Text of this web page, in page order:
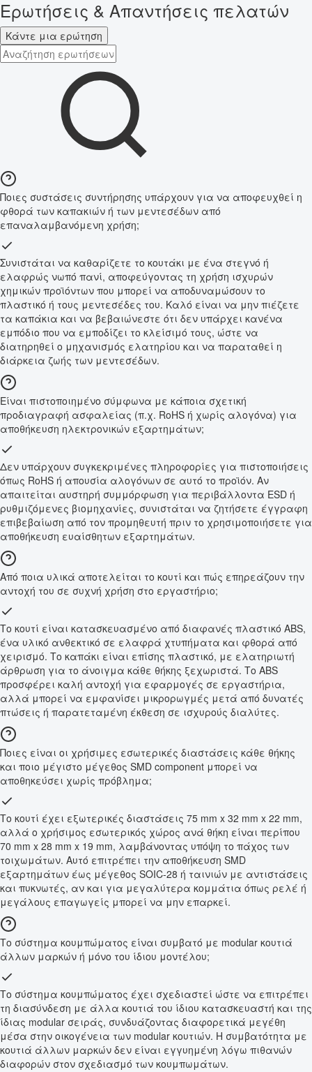
Ερωτήσεις & Απαντήσεις πελατών
Κάντε μια ερώτηση
Ποιες συστάσεις συντήρησης υπάρχουν για να αποφευχθεί η
φθορά των καπακιών ή των μεντεσέδων από
επαναλαμβανόμενη χρήση;
Συνιστάται να καθαρίζετε το κουτάκι με ένα στεγνό ή
ελαφρώς νωπό πανί, αποφεύγοντας τη χρήση ισχυρών
χημικών προϊόντων που μπορεί να αποδυναμώσουν το
πλαστικό ή τους μεντεσέδες του. Καλό είναι να μην πιέζετε
τα καπάκια και να βεβαιώνεστε ότι δεν υπάρχει κανένα
εμπόδιο που να εμποδίζει το κλείσιμό τους, ώστε να
διατηρηθεί ο μηχανισμός ελατηρίου και να παραταθεί η
διάρκεια ζωής των μεντεσέδων.
Είναι πιστοποιημένο σύμφωνα με κάποια σχετική
προδιαγραφή ασφαλείας (π.χ. RoHS ή χωρίς αλογόνα) για
αποθήκευση ηλεκτρονικών εξαρτημάτων;
Δεν υπάρχουν συγκεκριμένες πληροφορίες για πιστοποιήσεις
όπως RoHS ή απουσία αλογόνων σε αυτό το προϊόν. Αν
απαιτείται αυστηρή συμμόρφωση για περιβάλλοντα ESD ή
ρυθμιζόμενες βιομηχανίες, συνιστάται να ζητήσετε έγγραφη
επιβεβαίωση από τον προμηθευτή πριν το χρησιμοποιήσετε για
αποθήκευση ευαίσθητων εξαρτημάτων.
Από ποια υλικά αποτελείται το κουτί και πώς επηρεάζουν την
αντοχή του σε συχνή χρήση στο εργαστήριο;
Το κουτί είναι κατασκευασμένο από διαφανές πλαστικό ABS,
ένα υλικό ανθεκτικό σε ελαφρά χτυπήματα και φθορά από
χειρισμό. Το καπάκι είναι επίσης πλαστικό, με ελατηριωτή
άρθρωση για το άνοιγμα κάθε θήκης ξεχωριστά. Το ABS
προσφέρει καλή αντοχή για εφαρμογές σε εργαστήρια,
αλλά μπορεί να εμφανίσει μικρορωγμές μετά από δυνατές
πτώσεις ή παρατεταμένη έκθεση σε ισχυρούς διαλύτες.
Ποιες είναι οι χρήσιμες εσωτερικές διαστάσεις κάθε θήκης
και ποιο μέγιστο μέγεθος SMD component μπορεί να
αποθηκεύσει χωρίς πρόβλημα;
Το κουτί έχει εξωτερικές διαστάσεις 75 mm x 32 mm x 22 mm,
αλλά ο χρήσιμος εσωτερικός χώρος ανά θήκη είναι περίπου
70 mm x 28 mm x 19 mm, λαμβάνοντας υπόψη το πάχος των
τοιχωμάτων. Αυτό επιτρέπει την αποθήκευση SMD
εξαρτημάτων έως μέγεθος SOIC-28 ή ταινιών με αντιστάσεις
και πυκνωτές, αν και για μεγαλύτερα κομμάτια όπως ρελέ ή
μεγάλους επαγωγείς μπορεί να μην επαρκεί.
Το σύστημα κουμπώματος είναι συμβατό με modular κουτιά
άλλων μαρκών ή μόνο του ίδιου μοντέλου;
Το σύστημα κουμπώματος έχει σχεδιαστεί ώστε να επιτρέπει
τη διασύνδεση με άλλα κουτιά του ίδιου κατασκευαστή και της
ίδιας modular σειράς, συνδυάζοντας διαφορετικά μεγέθη
μέσα στην οικογένεια των modular κουτιών. Η συμβατότητα με
κουτιά άλλων μαρκών δεν είναι εγγυημένη λόγω πιθανών
διαφορών στον σχεδιασμό των κουμπωμάτων.